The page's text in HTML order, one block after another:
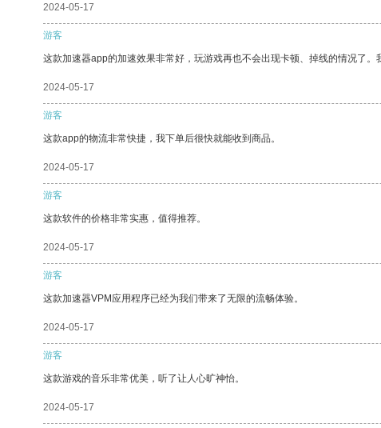
2024-05-17
游客
这款加速器app的加速效果非常好，玩游戏再也不会出现卡顿、掉线的情况了
2024-05-17
游客
这款app的物流非常快捷，我下单后很快就能收到商品。
2024-05-17
游客
这款软件的价格非常实惠，值得推荐。
2024-05-17
游客
这款加速器VPM应用程序已经为我们带来了无限的流畅体验。
2024-05-17
游客
这款游戏的音乐非常优美，听了让人心旷神怡。
2024-05-17